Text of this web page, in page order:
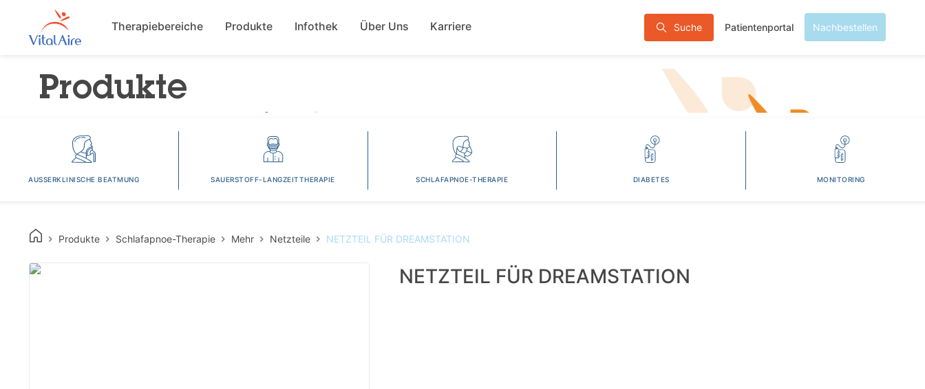
zum
Suche Patientenportal Nachbestellen
Main navigation
Therapiebereiche Produkte Infothek Über Uns Karriere
Produkte
AUSSERKLINISCHE BEATMUNG SAUERSTOFF-LANGZEITTHERAPIE SCHLAFAPNOE-THERAPIE DIABETES MONITORING
Produkte Schlafapnoe-Therapie Mehr Netzteile NETZTEIL FÜR DREAMSTATION
NETZTEIL FÜR DREAMSTATION